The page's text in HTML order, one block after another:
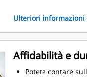
benna. Il gioco del
aggiunto
della benna non
riducendo i costi
manutenzione.
I consumi di
Ulteriori informazioni
Affidabilità e
Potete contare